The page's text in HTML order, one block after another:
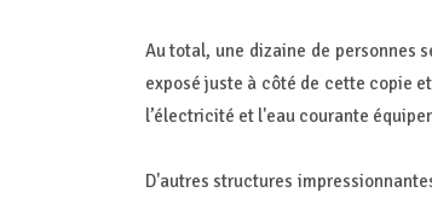
Au total, une dizaine de personnes
exposé juste à côté de cette copie
l’électricité et l'eau courante
D'autres structures